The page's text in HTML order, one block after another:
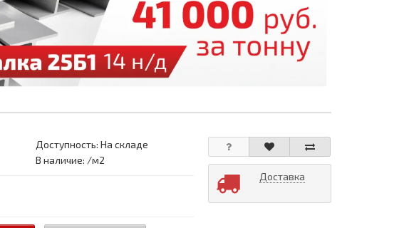
Доступность: На складе
В наличие: /м2
Доставка